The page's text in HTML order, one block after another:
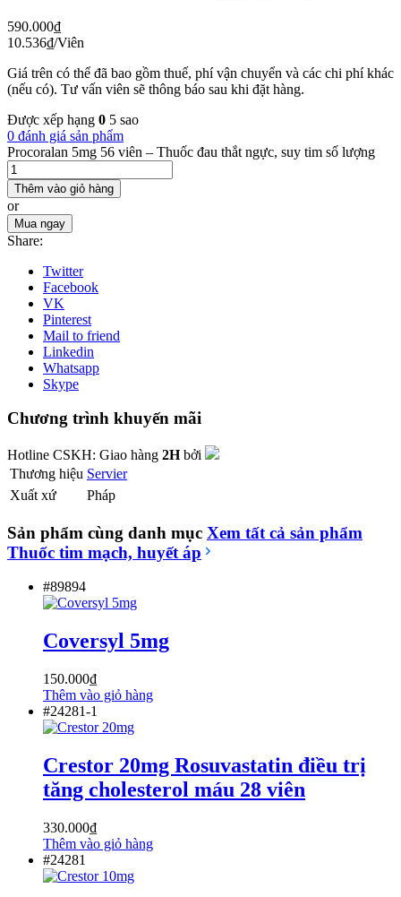
590.000₫
10.536₫/Viên
Giá trên có thể đã bao gồm thuế, phí vận chuyển và các chi phí khác
(nếu có). Tư vấn viên sẽ thông báo sau khi đặt hàng.
Được xếp hạng 0 5 sao
0 đánh giá sản phẩm
Procoralan 5mg 56 viên – Thuốc đau thắt ngực, suy tim số lượng
Thêm vào giỏ hàng
or
Mua ngay
Share:
Twitter
Facebook
VK
Pinterest
Mail to friend
Linkedin
Whatsapp
Skype
Chương trình khuyến mãi
Hotline CSKH: Giao hàng 2Hbởi
Thương hiệu Servier
Xuất xứ
Pháp
Sản phẩm cùng danh mục Xem tất cả sản phẩm
Thuốc tim mạch, huyết áp
#89894
Coversyl 5mg
150.000₫
Thêm vào giỏ hàng
#24281-1
Crestor 20mg Rosuvastatin điều trị
tăng cholesterol máu 28 viên
330.000₫
Thêm vào giỏ hàng
#24281